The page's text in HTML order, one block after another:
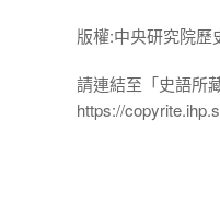
版權:中央研究院歷
請連結至「史語所
https://